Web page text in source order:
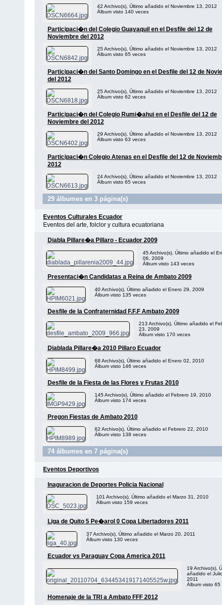
42 Archivo(s), Último añadido el Noviembre 13, 2012
Álbum visto 140 veces
Participaci�n del Colegio Guayaquil en el Desfile del 12 de
Noviembre del 2012
25 Archivo(s), Último añadido el Noviembre 13, 2012
Álbum visto 65 veces
Participaci�n del Santo Domingo en el Desfile del 12 de
del 2012
25 Archivo(s), Último añadido el Noviembre 13, 2012
Álbum visto 62 veces
Participaci�n del Colegio Rumi�ahui en el Desfile del 12 de
Noviembre del 2012
29 Archivo(s), Último añadido el Noviembre 13, 2012
Álbum visto 63 veces
Participaci�n Colegio Atenas en el Desfile del 12 de
2012
24 Archivo(s), Último añadido el Noviembre 13, 2012
Álbum visto 65 veces
29 álbumes en 3 página(s)
Eventos Culturales Ecuador
Eventos del arte, folclor y cultura ecuatoriana
Diabla Pillare�a Pillaro - Ecuador 2009
45 Archivo(s), Último añadido el
06, 2009
Álbum visto 143 veces
Presentaci�n Candidatas a Reina de Ambato 2009
40 Archivo(s), Último añadido el Enero 29, 2009
Álbum visto 135 veces
Desfile de la Confraternidad F.F.F Ambato 2009
213 Archivo(s), Último añadido el
23, 2009
Álbum visto 170 veces
Diablada Pillare�a 2010 Pillaro Ecuador
68 Archivo(s), Último añadido el Enero 02, 2010
Álbum visto 146 veces
Desfile de la Fiesta de las Flores y Frutas 2010
145 Archivo(s), Último añadido el Febrero 19, 2010
Álbum visto 174 veces
Pregon Fiestas de Ambato 2010
62 Archivo(s), Último añadido el Febrero 22, 2010
Álbum visto 138 veces
74 álbumes en 7 página(s)
Eventos Deportivos
Inaguracion de Deportes Policia Nacional
101 Archivo(s), Último añadido el Marzo 31, 2010
Álbum visto 159 veces
Liga de Quito 5 Pe�arol 0 Copa Libertadores 2011
37 Archivo(s), Último añadido el Marzo 20, 2011
Álbum visto 130 veces
Ecuador vs Paraguay Copa America 2011
19 Archivo(s),
añadido el
2011
Álbum visto 65
Homenaje de la TRI a Ambato FFF 2012